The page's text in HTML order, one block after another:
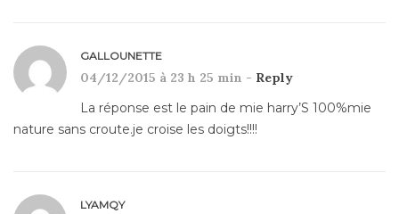
GALLOUNETTE
04/12/2015 à 23 h 25 min - Reply
La réponse est le pain de mie harry’S 100%mie
nature sans croute.je croise les doigts!!!!
LYAMQY